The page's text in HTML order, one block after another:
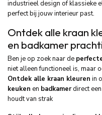
industrieel design of klassieke
perfect bij jouw interieur past.
Ontdek alle kraan
en badkamer
Ben je op zoek naar de
niet alleen functioneel is, maar
Ontdek alle kraan kleuren in
keuken en badkamerdirect
houdt van strak